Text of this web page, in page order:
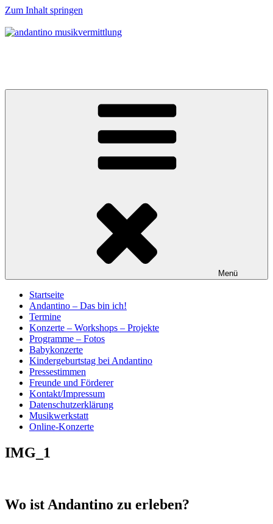
Zum Inhalt springen
Menü
Startseite
Andantino – Das bin ich!
Termine
Konzerte – Workshops – Projekte
Programme – Fotos
Babykonzerte
Kindergeburtstag bei Andantino
Pressestimmen
Freunde und Förderer
Kontakt/Impressum
Datenschutzerklärung
Musikwerkstatt
Online-Konzerte
IMG_1
Wo ist Andantino zu erleben?